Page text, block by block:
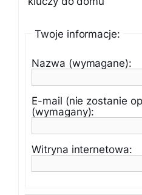
Twoje informacje:
Nazwa (wymagane):
E-mail (nie zostanie
(wymagany):
Witryna internetowa: